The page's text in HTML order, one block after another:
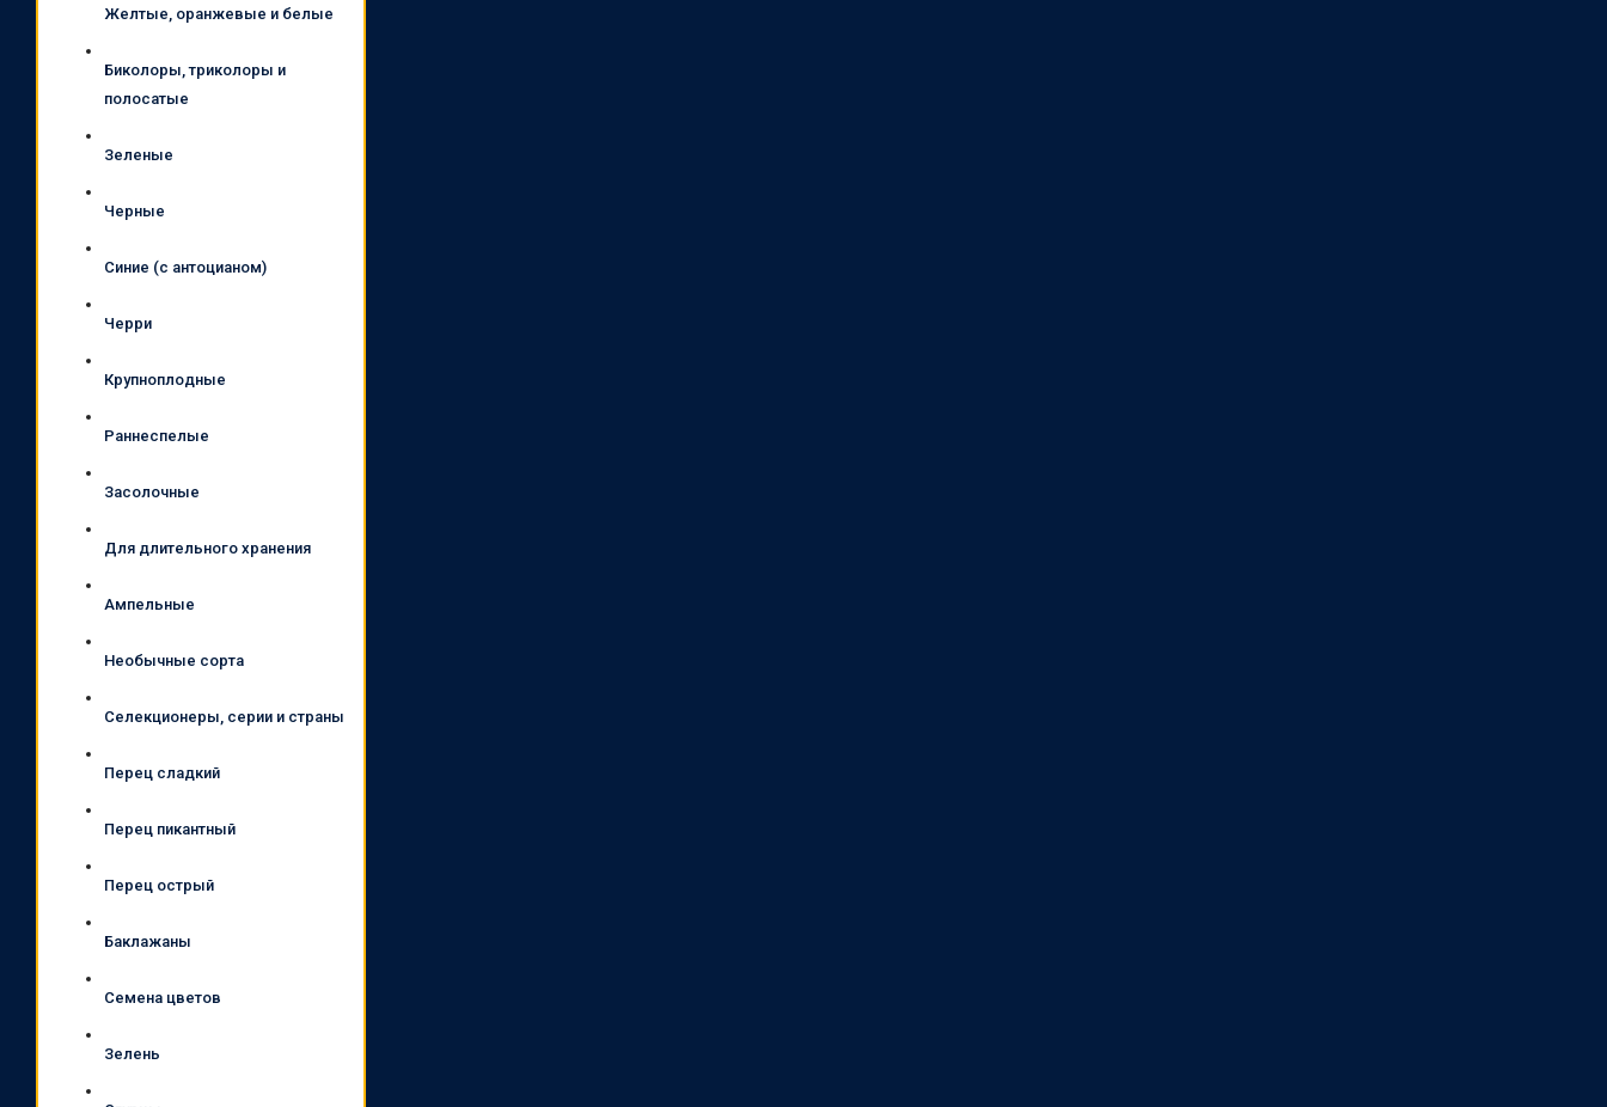
Желтые, оранжевые и белые
Биколоры, триколоры и
полосатые
Зеленые
Черные
Синие (с антоцианом)
Черри
Крупноплодные
Раннеспелые
Засолочные
Для длительного хранения
Ампельные
Необычные сорта
Селекционеры, серии и страны
Перец сладкий
Перец пикантный
Перец острый
Баклажаны
Семена цветов
Зелень